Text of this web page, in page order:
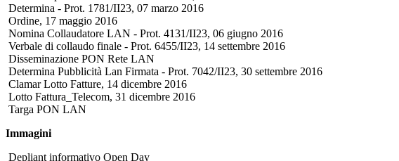
Determina - Prot. 1781/II23, 07 marzo 2016
Ordine, 17 maggio 2016
Nomina Collaudatore LAN - Prot. 4131/II23, 06 giugno 2016
Verbale di collaudo finale - Prot. 6455/II23, 14 settembre 2016
Disseminazione PON Rete LAN
Determina Pubblicità Lan Firmata - Prot. 7042/II23, 30 settembre 2016
Clamar Lotto Fatture, 14 dicembre 2016
Lotto Fattura_Telecom, 31 dicembre 2016
Targa PON LAN
Immagini
Depliant informativo Open Day